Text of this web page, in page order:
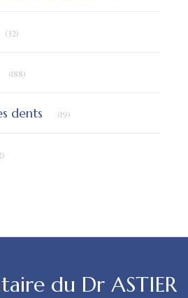
(32)
(188)
dents (19)
du Dr ASTIER